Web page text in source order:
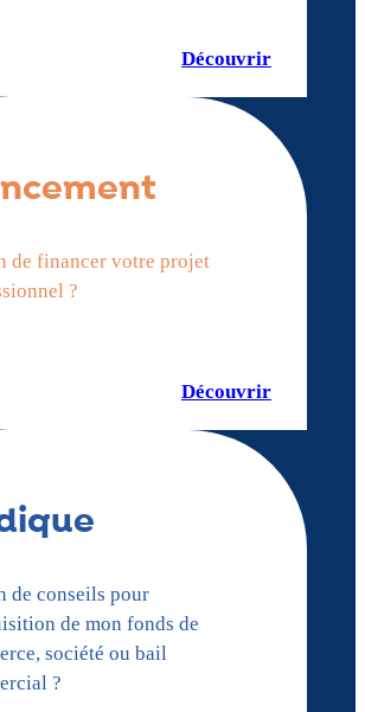
Découvrir
de financer votre projet
?
Découvrir
de conseils pour
de mon fonds de
société ou bail
?